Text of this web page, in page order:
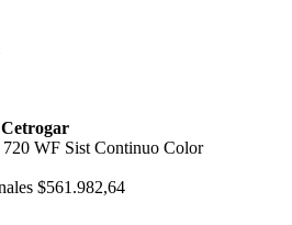
Cetrogar
WF Sist Continuo Color
$561.982,64